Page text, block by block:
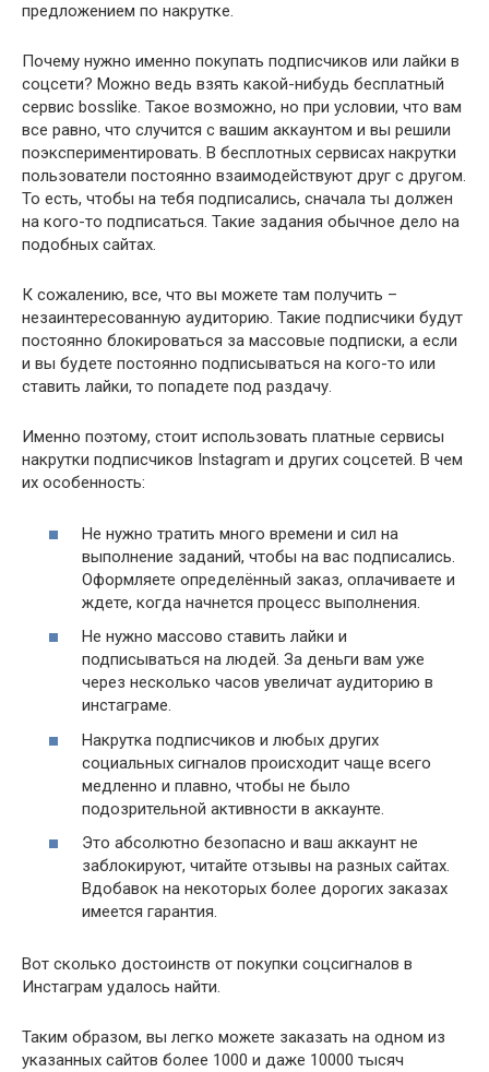
предложением по накрутке.
Почему нужно именно покупать подписчиков или лайки в
соцсети? Можно ведь взять какой-нибудь бесплатный
сервис bosslike. Такое возможно, но при условии, что вам
все равно, что случится с вашим аккаунтом и вы решили
поэкспериментировать. В бесплотных сервисах накрутки
пользователи постоянно взаимодействуют друг с другом.
То есть, чтобы на тебя подписались, сначала ты должен
на кого-то подписаться. Такие задания обычное дело на
подобных сайтах.
К сожалению, все, что вы можете там получить –
незаинтересованную аудиторию. Такие подписчики будут
постоянно блокироваться за массовые подписки, а если
и вы будете постоянно подписываться на кого-то или
ставить лайки, то попадете под раздачу.
Именно поэтому, стоит использовать платные сервисы
накрутки подписчиков Instagram и других соцсетей. В чем
их особенность:
Не нужно тратить много времени и сил на
выполнение заданий, чтобы на вас подписались.
Оформляете определённый заказ, оплачиваете и
ждете, когда начнется процесс выполнения.
Не нужно массово ставить лайки и
подписываться на людей. За деньги вам уже
через несколько часов увеличат аудиторию в
инстаграме.
Накрутка подписчиков и любых других
социальных сигналов происходит чаще всего
медленно и плавно, чтобы не было
подозрительной активности в аккаунте.
Это абсолютно безопасно и ваш аккаунт не
заблокируют, читайте отзывы на разных сайтах.
Вдобавок на некоторых более дорогих заказах
имеется гарантия.
Вот сколько достоинств от покупки соцсигналов в
Инстаграм удалось найти.
Таким образом, вы легко можете заказать на одном из
указанных сайтов более 1000 и даже 10000 тысяч